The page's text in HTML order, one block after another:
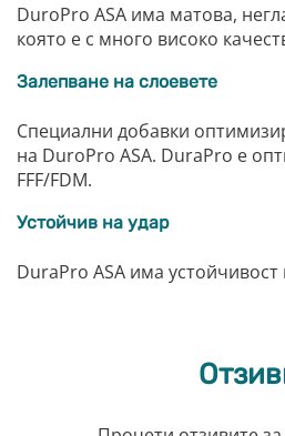
DuroPro ASA има матова,
която е с много високо
Залепване на слоевете
Специални добавки
на DuroPro ASA. DuraPro е
FFF/FDM.
Устойчив на удар
DuraPro ASA има устойчивост